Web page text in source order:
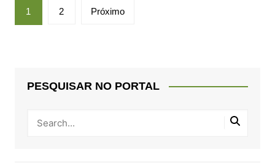
Paginação
de
1 2 Próximo
PESQUISAR NO PORTAL